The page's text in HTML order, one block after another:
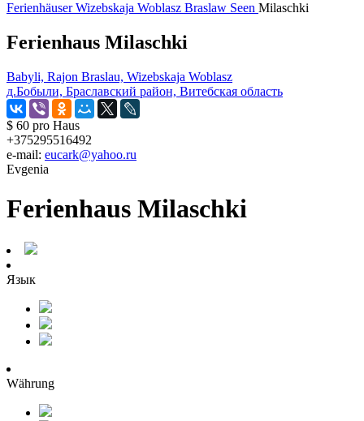
Ferienhäuser Wizebskaja Woblasz Braslaw Seen Milaschki
Ferienhaus Milaschki
Babyli, Rajon Braslau, Wizebskaja Woblasz
д.Бобыли, Браславский район, Витебская область
$ 60 pro Haus
+375295516492
e-mail: eucark@yahoo.ru
Evgenia
Ferienhaus Milaschki
Язык
Währung